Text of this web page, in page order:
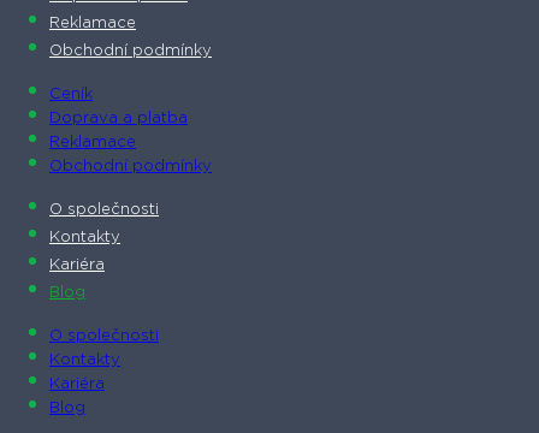
Reklamace
Obchodní podmínky
Ceník
Doprava a platba
Reklamace
Obchodní podmínky
O společnosti​
Kontakty
Kariéra
Blog
O společnosti​
Kontakty
Kariéra
Blog